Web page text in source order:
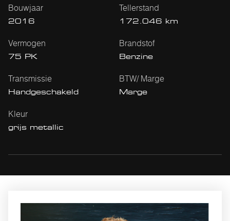
Bouwjaar
2016
Tellerstand
172.046 km
Vermogen
75 PK
Brandstof
Benzine
Transmissie
Handgeschakeld
BTW/ Marge
Marge
Kleur
grijs metallic